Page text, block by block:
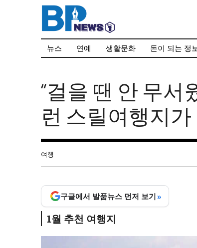
뉴스 연예 생활문화 돈이 되는 정
“걸을 땐 안 무서
런 스릴여행지가
여행
구글에서 발품뉴스 먼저 보기»
1월 추천 여행지